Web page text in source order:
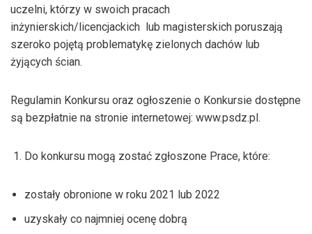
uczelni, którzy w swoich pracach
inżynierskich/licencjackich lub magisterskich poruszają
szeroko pojętą problematykę zielonych dachów lub
żyjących ścian.
Regulamin Konkursu oraz ogłoszenie o Konkursie dostępne
są bezpłatnie na stronie internetowej: www.psdz.pl.
Do konkursu mogą zostać zgłoszone Prace, które:
zostały obronione w roku 2021 lub 2022
uzyskały co najmniej ocenę dobrą